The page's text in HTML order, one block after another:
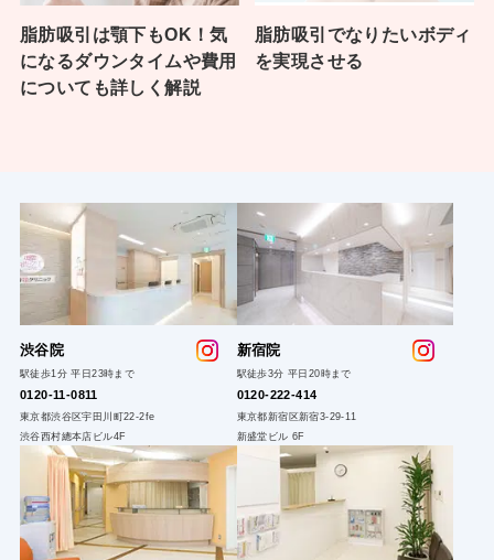
脂肪吸引は顎下もOK！気
になるダウンタイムや費用
についても詳しく解説
脂肪吸引でなりたいボディ
を実現させる
渋谷院
駅徒歩1分 平日23時まで
0120-11-0811
東京都渋谷区宇田川町22-2fe
渋谷西村總本店ビル4F
新宿院
駅徒歩3分 平日20時まで
0120-222-414
東京都新宿区新宿3-29-11
新盛堂ビル 6F